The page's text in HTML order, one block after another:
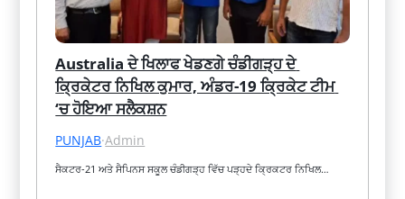
Australia ਦੇ ਖਿਲਾਫ ਖੇਡਣਗੇ ਚੰਡੀਗੜ੍ਹ ਦੇ
ਕ੍ਰਿਕੇਟਰ ਨਿਖਿਲ ਕੁਮਾਰ, ਅੰਡਰ-19 ਕ੍ਰਿਕੇਟ ਟੀਮ
‘ਚ ਹੋਇਆ ਸਲੈਕਸ਼ਨ
PUNJAB·Admin
ਸੈਕਟਰ-21 ਅਤੇ ਸੈਪਿਨਸ ਸਕੂਲ ਚੰਡੀਗੜ੍ਹ ਵਿੱਚ ਪੜ੍ਹਦੇ ਕ੍ਰਿਕਟਰ ਨਿਖਿਲ…